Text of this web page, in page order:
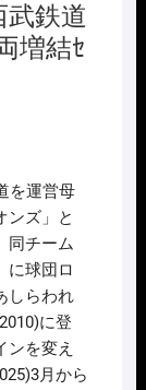
武鉄道
増結ｾ
を運営母
ンズ」と
同チーム
に球団ロ
しらわれ
に登
を変え
月から